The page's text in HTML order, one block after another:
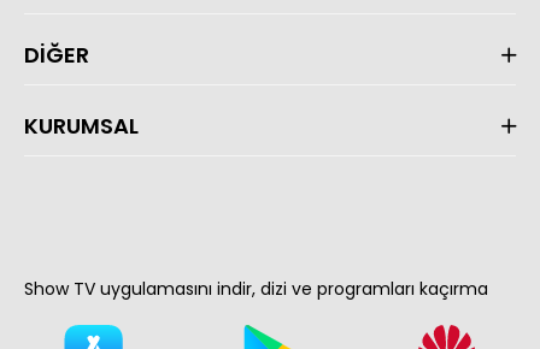
DİĞER
KURUMSAL
Show TV uygulamasını indir, dizi ve programları kaçırma